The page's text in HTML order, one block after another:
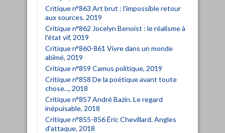
Critique n°863 Art brut : l'impossible retour
aux sources, 2019
Critique n°862 Jocelyn Benoist : le réalisme à
l'état vif, 2019
Critique n°860-861 Vivre dans un monde
abîmé, 2019
Critique n°859 Camus politique, 2019
Critique n°858 De la poétique avant toute
chose..., 2018
Critique n°857 André Bazin. Le regard
inépuisable, 2018
Critique n°855-856 Éric Chevillard. Angles
d'attaque, 2018